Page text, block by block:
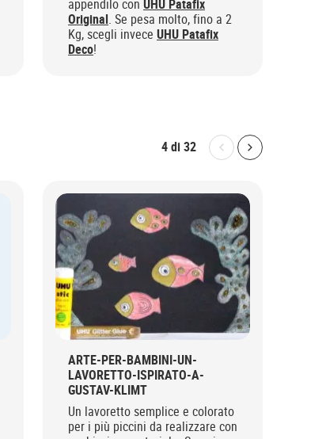
appendilo con UHU Patafix
Original. Se pesa molto, fino a 2
Kg, scegli invece UHU Patafix
Deco!
4di32
ARTE-PER-BAMBINI-UN-
LAVORETTO-ISPIRATO-A-
GUSTAV-KLIMT
Un lavoretto semplice e colorato
per i più piccini da realizzare con